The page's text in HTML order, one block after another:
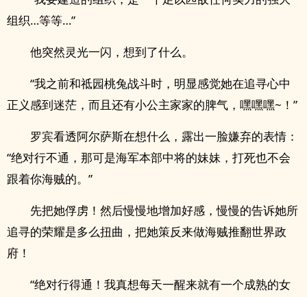
组织…等等…”
他突然灵光一闪，想到了什么。
“我之前和祗园桃兔战斗时，明显感觉她在追寻心中
正义感到迷茫，而且还有小公主家家的脾气，嘿嘿嘿~！”
罗宾看透阿尔萨斯在想什么，露出一脸嫌弃的表情：
“绝对行不通，那可是海军本部中将的妹妹，打死也不会
跟着你海贼的。”
先把她俘虏！然后慢慢地增加好感，慢慢的告诉她所
追寻的荣耀是多么扭曲，把她策反来做海贼推翻世界政
府！
“绝对行得通！我真想每天一醒来就有一个成熟的女